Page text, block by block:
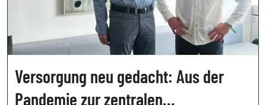
Versorgung neu gedacht: Aus der
Pandemie zur zentralen